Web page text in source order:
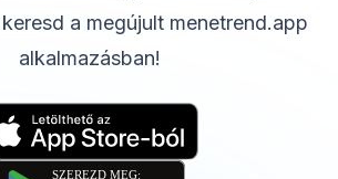
a megújult menetrend.app
alkalmazásban!